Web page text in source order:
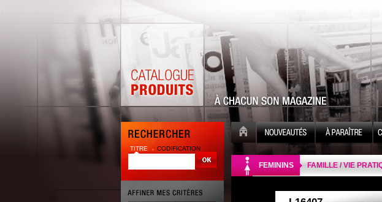
TITRE CODIFICATION
FEMININS FAMILLE / VIE